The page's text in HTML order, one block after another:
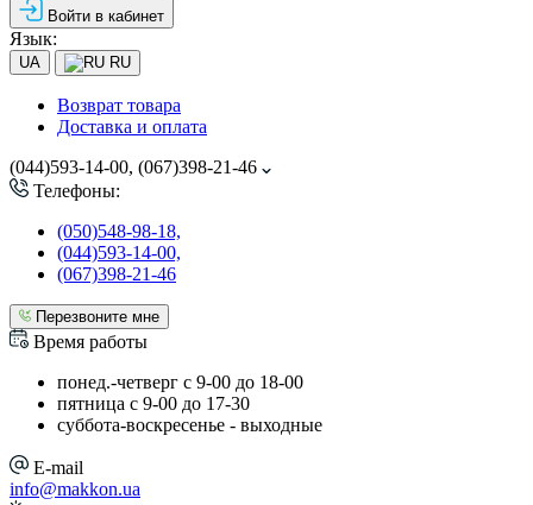
Войти в кабинет
Язык:
UA RU
Возврат товара
Доставка и оплата
(044)593-14-00, (067)398-21-46
Телефоны:
(050)548-98-18,
(044)593-14-00,
(067)398-21-46
Перезвоните мне
Время работы
понед.-четверг с 9-00 до 18-00
пятница с 9-00 до 17-30
cуббота-воскресенье - выходные
E-mail
info@makkon.ua